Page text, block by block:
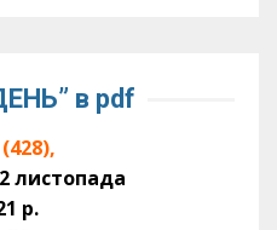
в pdf
листопада
р.